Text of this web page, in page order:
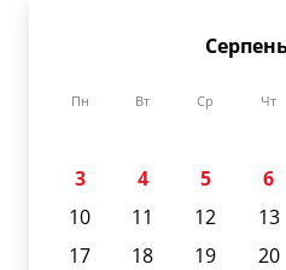
Пн Вт Ср Чт
3
4 5 6
10
11 12 13
17
18 19 20